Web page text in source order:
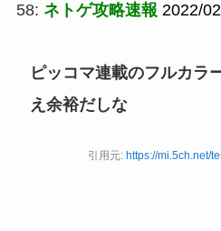
58: ネトゲ攻略速報 2022/
ピッコマ連載のフルカラ
え余裕だしな
引用元: https://mi.5ch.net/